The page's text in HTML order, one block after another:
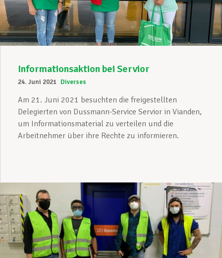
Informationsaktion bei Servior
24. Juni 2021 Diverses
Am 21. Juni 2021 besuchten die freigestellten
Delegierten von Dussmann-Service Servior in Vianden,
um Informationsmaterial zu verteilen und die
Arbeitnehmer über ihre Rechte zu informieren.